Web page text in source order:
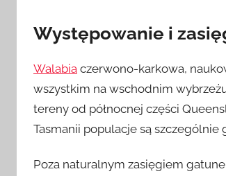
Występowanie i
Walabia czerwono-karkowa,
wszystkim na wschodnim
tereny od północnej części
Tasmanii populacje są
Poza naturalnym zasięgiem